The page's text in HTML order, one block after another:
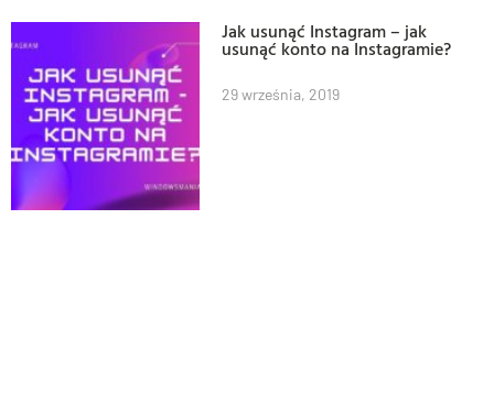
Jak usunąć Instagram – jak
usunąć konto na Instagramie?
29 września, 2019